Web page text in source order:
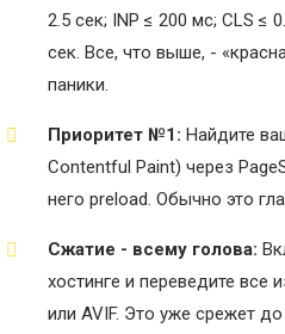
2.5 сек; INP ≤ 200 мс; CLS ≤
сек. Все, что выше, -
паники.
Приоритет №1: Найдите
Contentful Paint) через
него preload. Обычно это
Сжатие - всему голова:
хостинге и переведите все
или AVIF. Это уже срежет